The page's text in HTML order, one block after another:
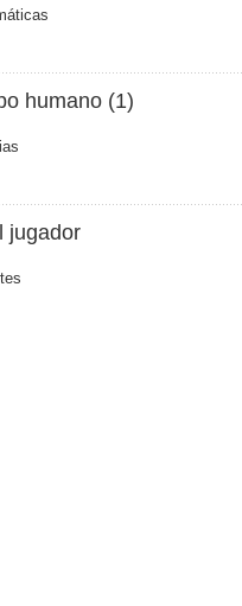
humano (1)
jugador